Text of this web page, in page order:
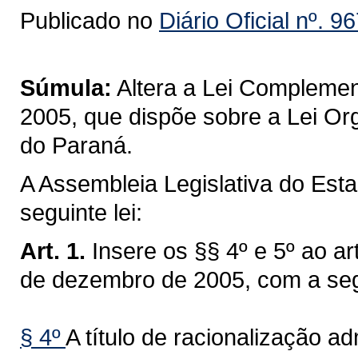
Publicado no Diário Oficial nº.
Súmula: Altera a Lei
2005, que dispõe sobre a Lei
do Paraná.
A Assembleia Legislativa do
seguinte lei:
Art. 1. Insere os §§ 4º e 5º ao
de dezembro de 2005, com a
§ 4ºA título de racionalização